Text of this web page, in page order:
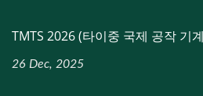
TMTS 2026 (타이중 국제 공작 기
26 Dec, 2025